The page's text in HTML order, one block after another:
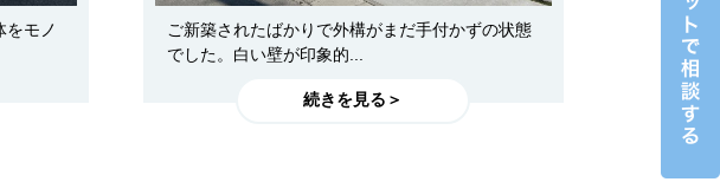
をモノ
ご新築されたばかりで外構がまだ手付かずの状態
でした。白い壁が印象的...
続きを見る＞